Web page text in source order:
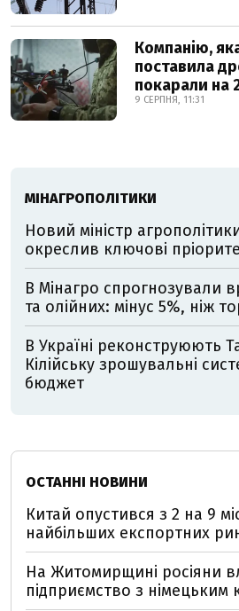
Компанію,
поставила
покарали на
9 СЕРПНЯ, 11:31
МІНАГРОПОЛІТИКИ
Новий міністр
окреслив ключові
В Мінагро спрогнозували
та олійних: мінус 5%, ніж
В Україні реконструюють
Кілійську зрошувальні
бюджет
ОСТАННІ НОВИНИ
Китай опустився з 2 на 9
найбільших експортних
На Житомирщині росіяни
підприємство з німецьким